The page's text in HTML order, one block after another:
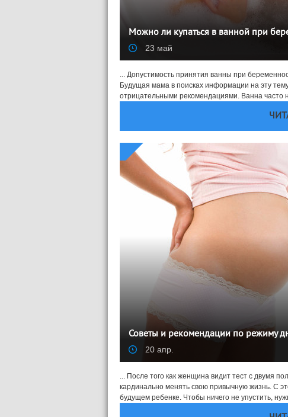
Можно ли купаться в ванной при
23 май
... Допустимость принятия ванны при
Будущая мама в поисках информации на эту
отрицательными рекомендациями. Ванна часто
Советы и рекомендации по режиму
20 апр.
... После того как женщина видит тест с двумя
кардинально менять свою привычную жизнь. С
будущем ребенке. Чтобы ничего не упустить,